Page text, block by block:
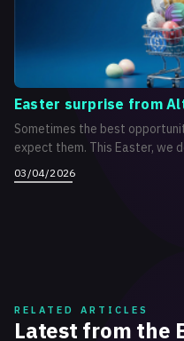
Easter surprise from
Sometimes the best
expect them. This Easter, we
03/04/2026
RELATED ARTICLES
Latest from the